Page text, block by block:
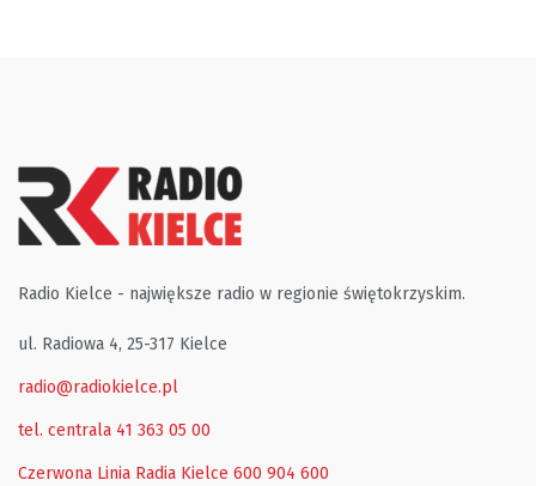
Radio Kielce - największe radio w regionie świętokrzyskim.
ul. Radiowa 4, 25-317 Kielce
radio@radiokielce.pl
tel. centrala 41 363 05 00
Czerwona Linia Radia Kielce 600 904 600